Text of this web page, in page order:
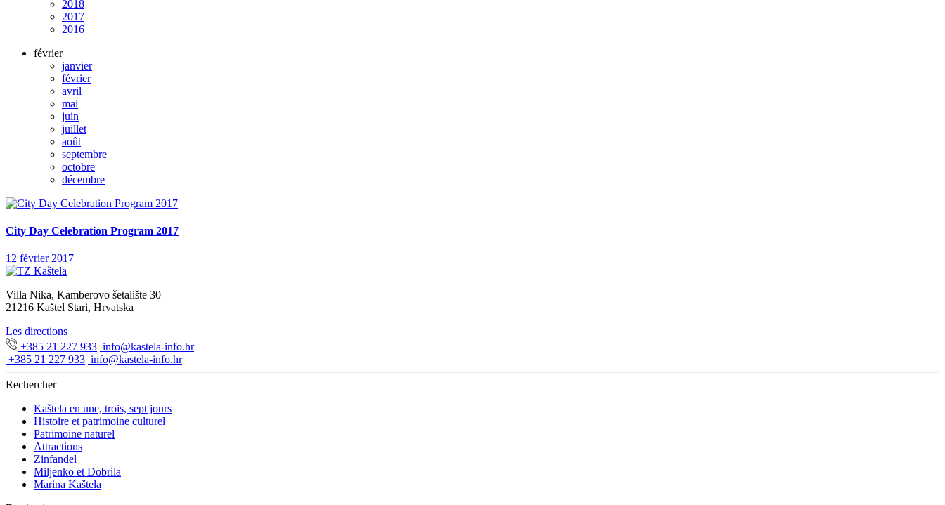
2018
2017
2016
février
janvier
février
avril
mai
juin
juillet
août
septembre
octobre
décembre
City Day Celebration Program 2017
12 février 2017
Villa Nika, Kamberovo šetalište 30
21216 Kaštel Stari, Hrvatska
Les directions
+385 21 227 933 info@kastela-info.hr
+385 21 227 933 info@kastela-info.hr
Rechercher
Kaštela en une, trois, sept jours
Histoire et patrimoine culturel
Patrimoine naturel
Attractions
Zinfandel
Miljenko et Dobrila
Marina Kaštela